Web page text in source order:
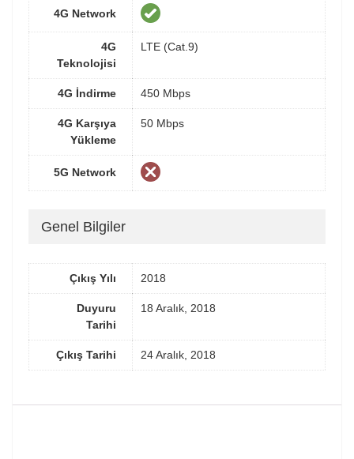
4G Network
4G
Teknolojisi
LTE (Cat.9)
4G İndirme 450 Mbps
4G Karşıya
Yükleme
50 Mbps
5G Network
Genel Bilgiler
Çıkış Yılı 2018
Duyuru
Tarihi
18 Aralık, 2018
Çıkış Tarihi 24 Aralık, 2018